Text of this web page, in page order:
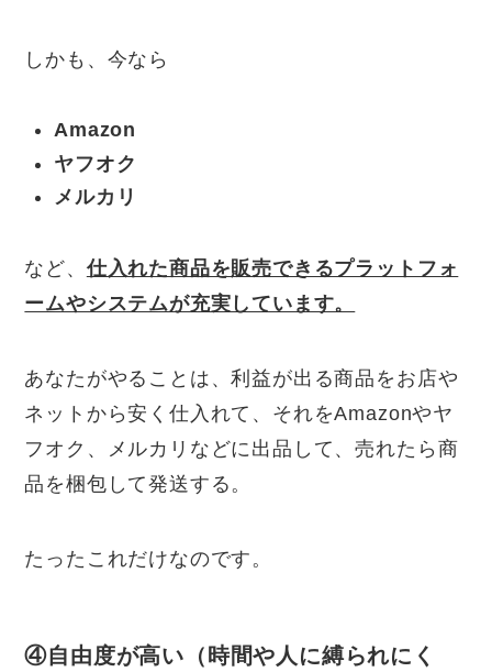
しかも、今なら
Amazon
ヤフオク
メルカリ
など、 仕入れた商品を販売できるプラットフォ
ームやシステムが充実しています。
あなたがやることは、利益が出る商品をお店や
ネットから安く仕入れて、それをAmazonやヤ
フオク、メルカリなどに出品して、売れたら商
品を梱包して発送する。
たったこれだけなのです。
④自由度が高い（時間や人に縛られにく